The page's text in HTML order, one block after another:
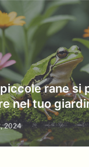
rane si
nel tuo
2024